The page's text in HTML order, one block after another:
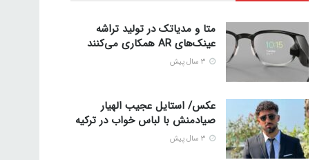
متا و مدیاتک در تولید تراشه‌
عینک‌های AR همکاری می‌کنند
عکس/ استایل عجیب الهیار
صیادمنش با لباس خواب در ترکیه